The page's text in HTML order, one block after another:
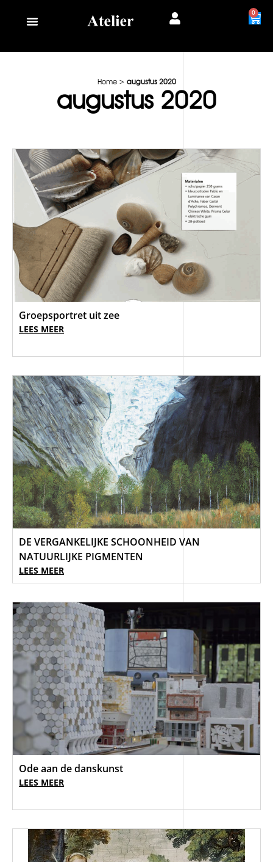
0
Home> augustus 2020
augustus 2020
Groepsportret uit zee
LEES MEER
DE VERGANKELIJKE SCHOONHEID VAN
NATUURLIJKE PIGMENTEN
LEES MEER
Ode aan de danskunst
LEES MEER